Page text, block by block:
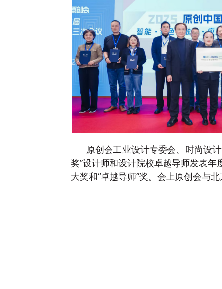
原创会工业设计专委会、时尚设
奖”设计师和设计院校卓越导师发表
大奖和“卓越导师”奖。会上原创会与